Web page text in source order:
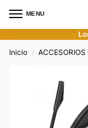
MENU
Inicio
/